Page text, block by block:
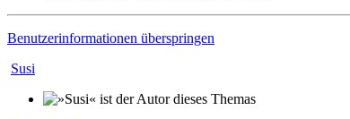
Benutzerinformationen überspringen
Susi